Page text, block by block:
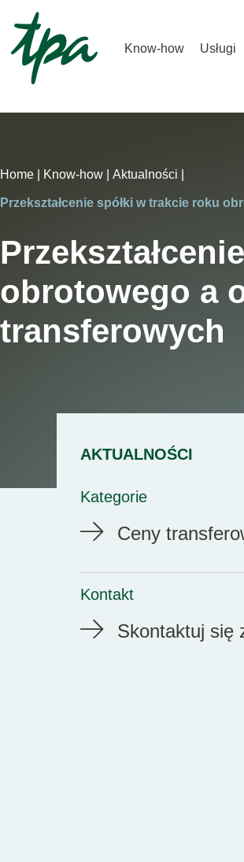
Know-how Usługi
Home | Know-how | Aktualności |
Przekształcenie spółki w trakcie roku
obrotowego a
transferowych
AKTUALNOŚCI
Kategorie
Ceny
Kontakt
Skontaktuj się